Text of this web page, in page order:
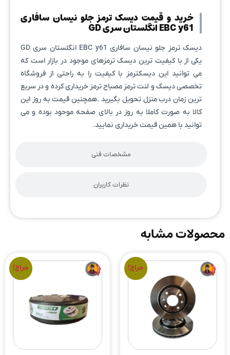
مشخصات فنی
نظرات کاربران
خرید و قیمت دیسک ترمز جلو نیسان سافاری
EBC y61 انگلستان سری GD
دیسک ترمز جلو نیسان سافاری EBC y61 انگلستان سری GD
یکی از با کیفیت ترین دیسک ترمزهای موجود در بازار است که
می توانید این دیسکترمز با کیفیت را به راحتی از فروشگاه
تخصصی دیسک و لنت ترمز مصباح ترمز خریداری کرده و در سریع
ترین زمان درب منزل تحویل بگیرید .همچنین قیمت به روز این
کالا به صورت کاملا به روز در بالای صفحه موحود بوده و می
توانید با همین قیمت خریداری نمایید.
محصولات مشابه
حراج! حراج!